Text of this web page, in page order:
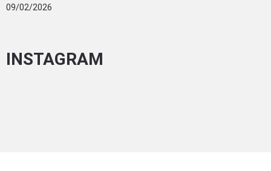
09/02/2026
INSTAGRAM